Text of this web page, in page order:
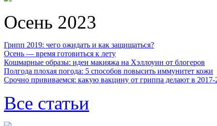
Осень 2023
Грипп 2019: чего ожидать и как защищаться?
Осень — время готовиться к лету
Кошмарные образы: идеи макияжа на Хэллоуин от блогеров
Полгода плохая погода: 5 способов повысить иммунитет кожи
Срочно прививаемся: какую вакцину от гриппа делают в 2017-
Все статьи